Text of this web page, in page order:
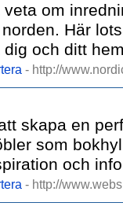
om
Här
och ditt
- http://
skapa en
som
och
- http://